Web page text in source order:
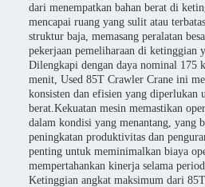
dari menempatkan bahan berat di
mencapai ruang yang sulit atau
struktur baja, memasang peralatan
pekerjaan pemeliharaan di ketinggian
Dilengkapi dengan daya nominal 175
menit, Used 85T Crawler Crane ini
konsisten dan efisien yang diperlukan
berat.Kekuatan mesin memastikan
dalam kondisi yang menantang, yang
peningkatan produktivitas dan
penting untuk meminimalkan biaya
mempertahankan kinerja selama
Ketinggian angkat maksimum dari